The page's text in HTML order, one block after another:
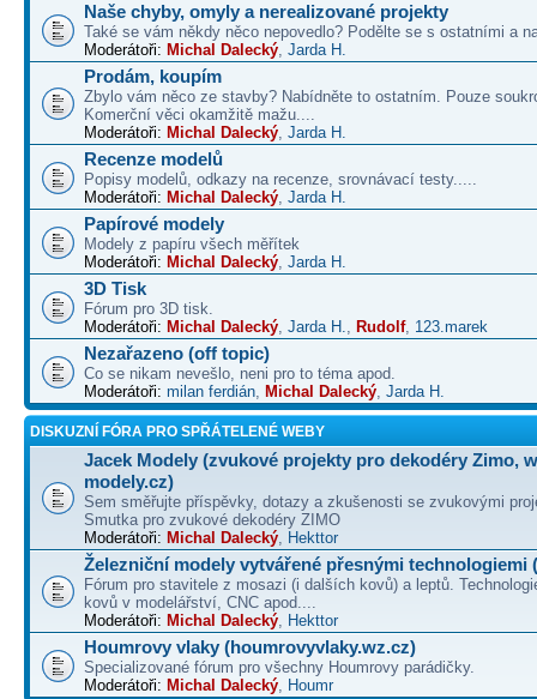
Naše chyby, omyly a nerealizované projekty
Také se vám někdy něco nepovedlo? Podělte se s ostatními a
Moderátoři: Michal Dalecký, Jarda H.
Prodám, koupím
Zbylo vám něco ze stavby? Nabídněte to ostatním. Pouze
Komerční věci okamžitě mažu....
Moderátoři: Michal Dalecký, Jarda H.
Recenze modelů
Popisy modelů, odkazy na recenze, srovnávací testy.....
Moderátoři: Michal Dalecký, Jarda H.
Papírové modely
Modely z papíru všech měřítek
Moderátoři: Michal Dalecký, Jarda H.
3D Tisk
Fórum pro 3D tisk.
Moderátoři: Michal Dalecký, Jarda H., Rudolf, 123.marek
Nezařazeno (off topic)
Co se nikam nevešlo, neni pro to téma apod.
Moderátoři: milan ferdián, Michal Dalecký, Jarda H.
DISKUZNÍ FÓRA PRO SPŘÁTELENÉ WEBY
Jacek Modely (zvukové projekty pro dekodéry Zimo,
modely.cz)
Sem směřujte příspěvky, dotazy a zkušenosti se zvukovými
Smutka pro zvukové dekodéry ZIMO
Moderátoři: Michal Dalecký, Hekttor
Železniční modely vytvářené přesnými technologiemi
Fórum pro stavitele z mosazi (i dalších kovů) a leptů.
kovů v modelářství, CNC apod....
Moderátoři: Michal Dalecký, Hekttor
Houmrovy vlaky (houmrovyvlaky.wz.cz)
Specializované fórum pro všechny Houmrovy parádičky.
Moderátoři: Michal Dalecký, Houmr